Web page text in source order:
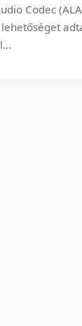
Codec